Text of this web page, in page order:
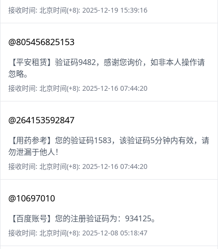
接收时间: 北京时间(+8): 2025-12-19 15:39:16
@805456825153
【平安租赁】验证码9482，感谢您询价，如非本人操作请
忽略。
接收时间: 北京时间(+8): 2025-12-16 07:44:20
@264153592847
【用药参考】您的验证码1583，该验证码5分钟内有效，请
勿泄漏于他人！
接收时间: 北京时间(+8): 2025-12-16 07:44:20
@10697010
【百度账号】您的注册验证码为：934125。
接收时间: 北京时间(+8): 2025-12-08 05:18:47